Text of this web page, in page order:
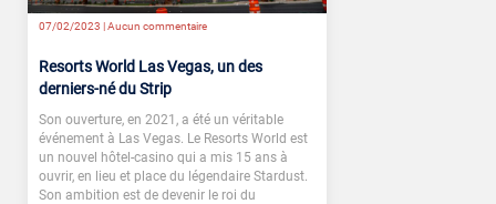
07/02/2023 |Aucun commentaire
Resorts World Las Vegas, un des
derniers-né du Strip
Son ouverture, en 2021, a été un véritable
événement à Las Vegas. Le Resorts World est
un nouvel hôtel-casino qui a mis 15 ans à
ouvrir, en lieu et place du légendaire Stardust.
Son ambition est de devenir le roi du